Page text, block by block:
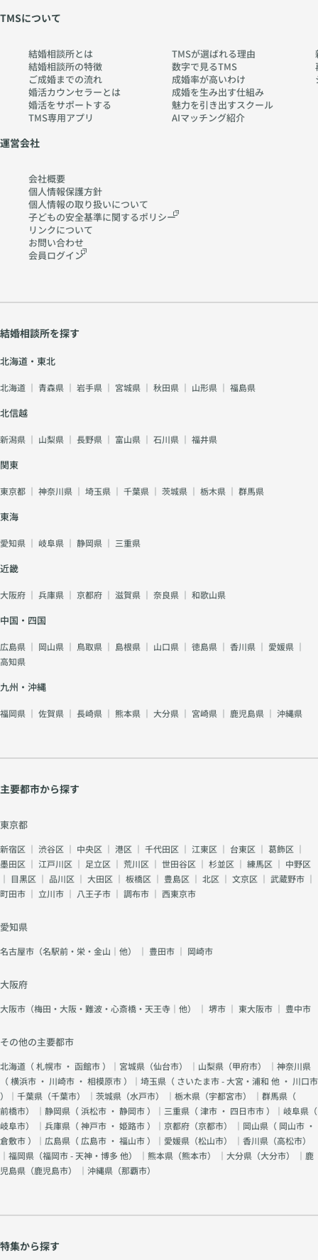
TMSについて
結婚相談所とは
結婚相談所の特徴
ご成婚までの流れ
婚活カウンセラーとは
婚活をサポートする
TMS専用アプリ
TMSが選ばれる理由
数字で見るTMS
成婚率が高いわけ
成婚を生み出す仕組み
魅力を引き出すスクール
AIマッチング紹介
運営会社
会社概要
個人情報保護方針
個人情報の取り扱いについて
子どもの安全基準に関するポリシー
リンクについて
お問い合わせ
会員ログイン
結婚相談所を探す
北海道・東北
北海道 ｜ 青森県 ｜ 岩手県 ｜ 宮城県 ｜ 秋田県 ｜ 山形県 ｜ 福島県
北信越
新潟県 ｜ 山梨県 ｜ 長野県 ｜ 富山県 ｜ 石川県 ｜ 福井県
関東
東京都 ｜ 神奈川県 ｜ 埼玉県 ｜ 千葉県 ｜ 茨城県 ｜ 栃木県 ｜ 群馬県
東海
愛知県 ｜ 岐阜県 ｜ 静岡県 ｜ 三重県
近畿
大阪府 ｜ 兵庫県 ｜ 京都府 ｜ 滋賀県 ｜ 奈良県 ｜ 和歌山県
中国・四国
広島県 ｜ 岡山県 ｜ 鳥取県 ｜ 島根県 ｜ 山口県 ｜ 徳島県 ｜ 香川県 ｜ 愛媛県 ｜
高知県
九州・沖縄
福岡県 ｜ 佐賀県 ｜ 長崎県 ｜ 熊本県 ｜ 大分県 ｜ 宮崎県 ｜ 鹿児島県 ｜ 沖縄県
主要都市から探す
東京都
新宿区 ｜ 渋谷区 ｜ 中央区 ｜ 港区 ｜ 千代田区 ｜ 江東区 ｜ 台東区 ｜ 葛飾区 ｜
墨田区 ｜ 江戸川区 ｜ 足立区 ｜ 荒川区 ｜ 世田谷区 ｜ 杉並区 ｜ 練馬区 ｜ 中野区
｜ 目黒区 ｜ 品川区 ｜ 大田区 ｜ 板橋区 ｜ 豊島区 ｜ 北区 ｜ 文京区 ｜ 武蔵野市 ｜
町田市 ｜ 立川市 ｜ 八王子市 ｜ 調布市 ｜ 西東京市
愛知県
名古屋市（名駅前・栄・金山｜他） ｜ 豊田市 ｜ 岡崎市
大阪府
大阪市（梅田・大阪・難波・心斎橋・天王寺｜他） ｜ 堺市 ｜ 東大阪市 ｜ 豊中市
その他の主要都市
北海道（札幌市 ・ 函館市）｜宮城県（仙台市） ｜山梨県（甲府市） ｜神奈川県
（横浜市 ・ 川崎市 ・ 相模原市）｜埼玉県（ さいたま市 - 大宮・浦和 他 ・ 川口市
）｜千葉県（千葉市） ｜茨城県（水戸市） ｜栃木県（宇都宮市） ｜群馬県（
前橋市） ｜静岡県（浜松市 ・ 静岡市）｜三重県（津市 ・ 四日市市）｜岐阜県（
岐阜市） ｜兵庫県（神戸市 ・ 姫路市）｜京都府（京都市） ｜岡山県（ 岡山市 ・
倉敷市）｜広島県（ 広島市 ・ 福山市）｜愛媛県（松山市） ｜香川県（高松市）
｜福岡県（福岡市 - 天神・博多 他） ｜熊本県（熊本市） ｜大分県（大分市） ｜鹿
児島県（鹿児島市） ｜沖縄県（那覇市）
特集から探す